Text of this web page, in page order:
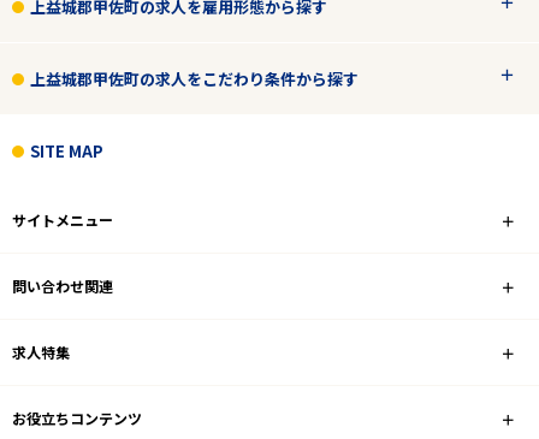
エリアで探す
上益城郡甲佐町
業種
雇用形態
こだわり条件
上益城郡甲佐町の求人を雇用形態から探す
上益城郡甲佐町の求人をこだわり条件から探す
SITE MAP
サイトメニュー
問い合わせ関連
求人特集
お役立ちコンテンツ